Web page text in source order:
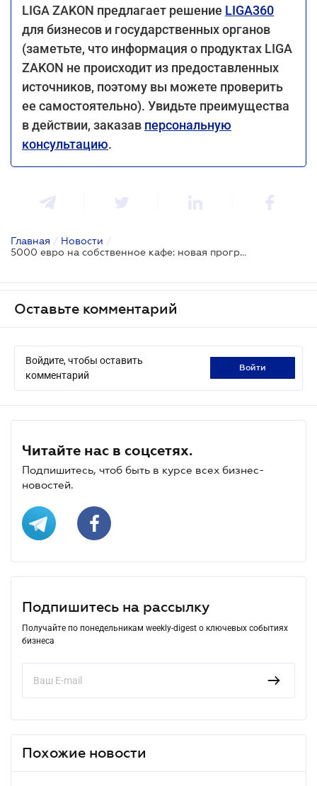
LIGA ZAKON предлагает решение LIGA360
для бизнесов и государственных органов
(заметьте, что информация о продуктах LIGA
ZAKON не происходит из предоставленных
источников, поэтому вы можете проверить
ее самостоятельно). Увидьте преимущества
в действии, заказав персональную
консультацию.
Главная / Новости /
5000 евро на собственное кафе: новая программа для женщин от Минэкономики и Glovo
Оставьте комментарий
Войдите, чтобы оставить
комментарий
войти
Читайте нас в соцсетях.
Подпишитесь, чтоб быть в курсе всех бизнес-
новостей.
Подпишитесь на рассылку
Получайте по понедельникам weekly-digest о ключевых событиях
бизнеса
Похожие новости